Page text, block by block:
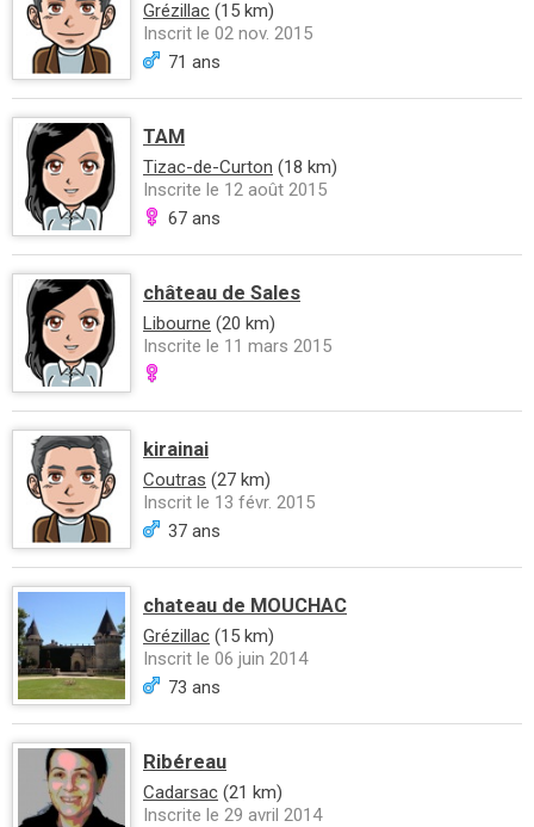
Grézillac (15 km)
Inscrit le 02 nov. 2015
71 ans
TAM
Tizac-de-Curton (18 km)
Inscrite le 12 août 2015
67 ans
château de Sales
Libourne (20 km)
Inscrite le 11 mars 2015
kirainai
Coutras (27 km)
Inscrit le 13 févr. 2015
37 ans
chateau de MOUCHAC
Grézillac (15 km)
Inscrit le 06 juin 2014
73 ans
Ribéreau
Cadarsac (21 km)
Inscrite le 29 avril 2014